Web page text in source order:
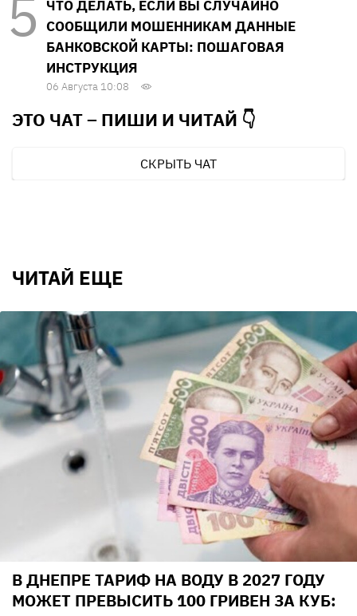
ЧТО ДЕЛАТЬ, ЕСЛИ ВЫ СЛУЧАЙНО
СООБЩИЛИ МОШЕННИКАМ ДАННЫЕ
БАНКОВСКОЙ КАРТЫ: ПОШАГОВАЯ
ИНСТРУКЦИЯ
06 Августа 10:08
ЭТО ЧАТ – ПИШИ И ЧИТАЙ 👇
СКРЫТЬ ЧАТ
ЧИТАЙ ЕЩЕ
В ДНЕПРЕ ТАРИФ НА ВОДУ В 2027 ГОДУ
МОЖЕТ ПРЕВЫСИТЬ 100 ГРИВЕН ЗА КУБ: